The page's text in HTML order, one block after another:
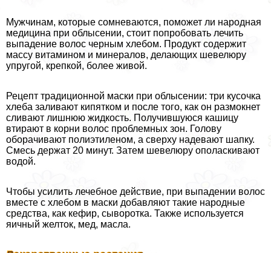
Мужчинам, которые сомневаются, поможет ли народная
медицина при облысении, стоит попробовать лечить
выпадение волос черным хлебом. Продукт содержит
массу витамином и минералов, делающих шевелюру
упругой, крепкой, более живой.
Рецепт традиционной маски при облысении: три кусочка
хлеба заливают кипятком и после того, как он размокнет
сливают лишнюю жидкость. Получившуюся кашицу
втирают в корни волос проблемных зон. Голову
оборачивают полиэтиленом, а сверху надевают шапку.
Смесь держат 20 минут. Затем шевелюру ополаскивают
водой.
Чтобы усилить лечебное действие, при выпадении волос
вместе с хлебом в маски добавляют такие народные
средства, как кефир, сыворотка. Также используется
яичный желток, мед, масла.